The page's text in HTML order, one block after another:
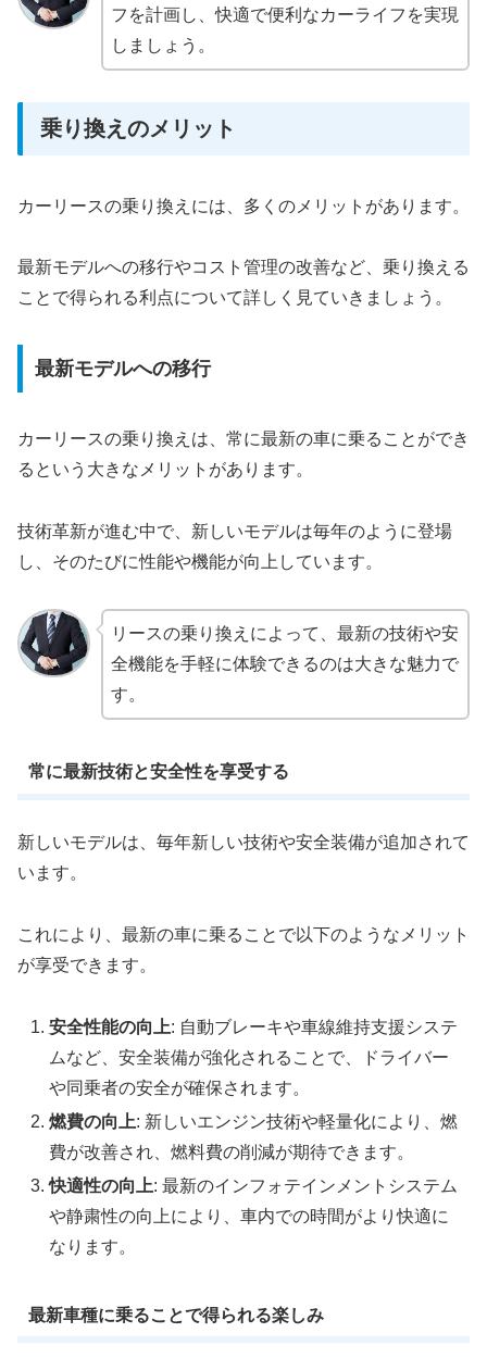
フを計画し、快適で便利なカーライフを実現
しましょう。
乗り換えのメリット
カーリースの乗り換えには、多くのメリットがあります。
最新モデルへの移行やコスト管理の改善など、乗り換える
ことで得られる利点について詳しく見ていきましょう。
最新モデルへの移行
カーリースの乗り換えは、常に最新の車に乗ることができ
るという大きなメリットがあります。
技術革新が進む中で、新しいモデルは毎年のように登場
し、そのたびに性能や機能が向上しています。
リースの乗り換えによって、最新の技術や安
全機能を手軽に体験できるのは大きな魅力で
す。
常に最新技術と安全性を享受する
新しいモデルは、毎年新しい技術や安全装備が追加されて
います。
これにより、最新の車に乗ることで以下のようなメリット
が享受できます。
安全性能の向上: 自動ブレーキや車線維持支援システ
ムなど、安全装備が強化されることで、ドライバー
や同乗者の安全が確保されます。
燃費の向上: 新しいエンジン技術や軽量化により、燃
費が改善され、燃料費の削減が期待できます。
快適性の向上: 最新のインフォテインメントシステム
や静粛性の向上により、車内での時間がより快適に
なります。
最新車種に乗ることで得られる楽しみ